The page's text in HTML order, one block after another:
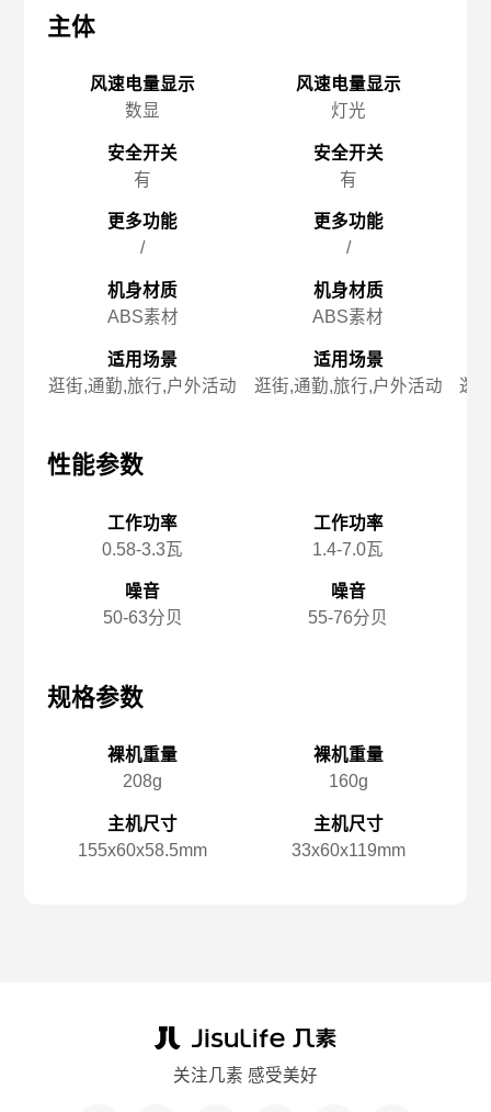
主体
风速电量显示
数显
安全开关
有
更多功能
/
机身材质
ABS素材
适用场景
逛街,通勤,旅行,户外活动
性能参数
工作功率
0.58-3.3瓦
噪音
50-63分贝
规格参数
裸机重量
208g
主机尺寸
155x️60x️58.5mm
风速电量显示
灯光
安全开关
有
更多功能
/
机身材质
ABS素材
适用场景
逛街,通勤,旅行,户外活动
工作功率
1.4-7.0瓦
噪音
55-76分贝
裸机重量
160g
主机尺寸
33x️60x️119mm
逛
关注几素 感受美好